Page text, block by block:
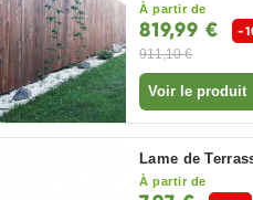
À partir de
819,99 €
-
911,10 €
Voir le produit
Lame de
À partir de